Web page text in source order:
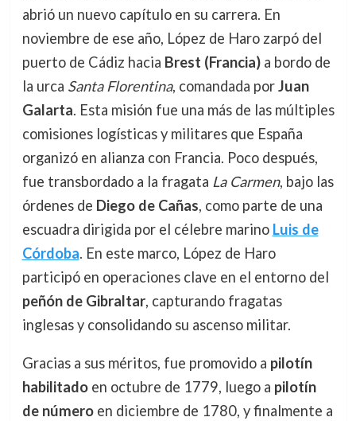
abrió un nuevo capítulo en su carrera. En
noviembre de ese año, López de Haro zarpó del
puerto de Cádiz hacia Brest (Francia)a bordo de
la urca Santa Florentina, comandada porJuan
Galarta. Esta misión fue una más de las múltiples
comisiones logísticas y militares que España
organizó en alianza con Francia. Poco después,
fue transbordado a la fragata La Carmen, bajo las
órdenes de Diego de Cañas, como parte de una
escuadra dirigida por el célebre marino Luis de
Córdoba. En este marco, López de Haro
participó en operaciones clave en el entorno del
peñón de Gibraltar, capturando fragatas
inglesas y consolidando su ascenso militar.
Gracias a sus méritos, fue promovido a pilotín
habilitadoen octubre de 1779, luego a pilotín
de númeroen diciembre de 1780, y finalmente a